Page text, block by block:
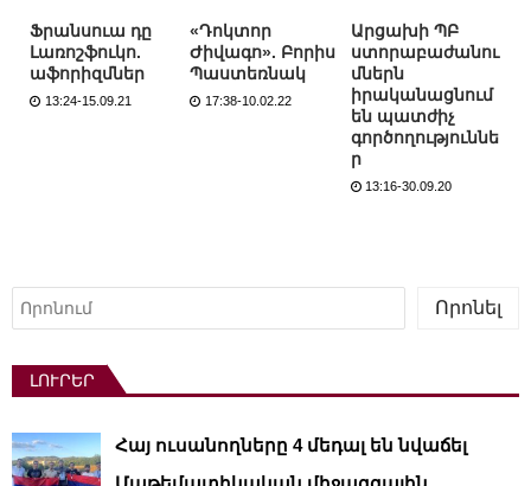
Ֆրանսուա դը
Լառոշֆուկո.
աֆորիզմներ
13:24-15.09.21
«Դոկտոր
Ժիվագո». Բորիս
Պաստեռնակ
17:38-10.02.22
Արցախի ՊԲ
ստորաբաժանու
մներն
իրականացնում
են պատժիչ
գործողություննե
ր
13:16-30.09.20
Որոնել
Որոնել
ԼՈՒՐԵՐ
Հայ ուսանողները 4 մեդալ են նվաճել